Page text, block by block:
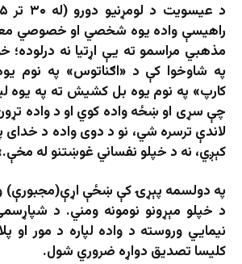
راهيسې واده يوه شخصي او خصوصي
په شاوخوا کې د «اګناتوس» په نوم
کارپ» په نوم یوه بل کشيش ته په يوه
چې سړی او ښځه واده کوي او د واده
لاندې ترسره شي، نو د دوی واده د
کېږي، نه د خپلو نفساني غوښتنو له
په دولسمه پېړۍ کې ښځې
د خپلو مېړونو نومونه ومني. د
نيمايي وروسته د واده لپاره د مور او
کليسا تصديق دواړه ضروري شول.